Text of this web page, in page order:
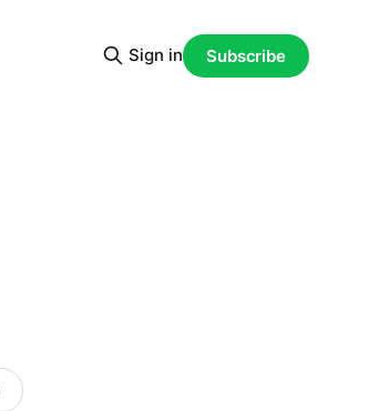
Sign in Subscribe